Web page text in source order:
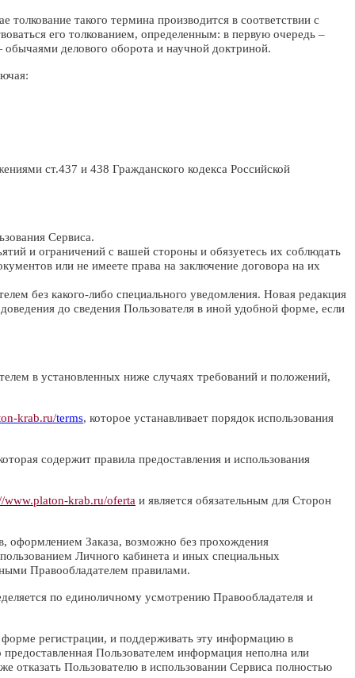
такого термина производится в соответствии с
его толкованием, определенным: в первую очередь –
делового оборота и научной доктриной.
ст.437 и 438 Гражданского кодекса Российской
Сервиса.
и ограничений с вашей стороны и обязуетесь их соблюдать
или не имеете права на заключение договора на их
без какого-либо специального уведомления. Новая редакция
до сведения Пользователя в иной удобной форме, если
в установленных ниже случаях требований и положений,
krab.ru/terms, которое устанавливает порядок использования
содержит правила предоставления и использования
www.platon-krab.ru/oferta и является обязательным для Сторон
оформлением Заказа, возможно без прохождения
Личного кабинета и иных специальных
Правообладателем правилами.
по единоличному усмотрению Правообладателя и
регистрации, и поддерживать эту информацию в
Пользователем информация неполна или
отказать Пользователю в использовании Сервиса полностью